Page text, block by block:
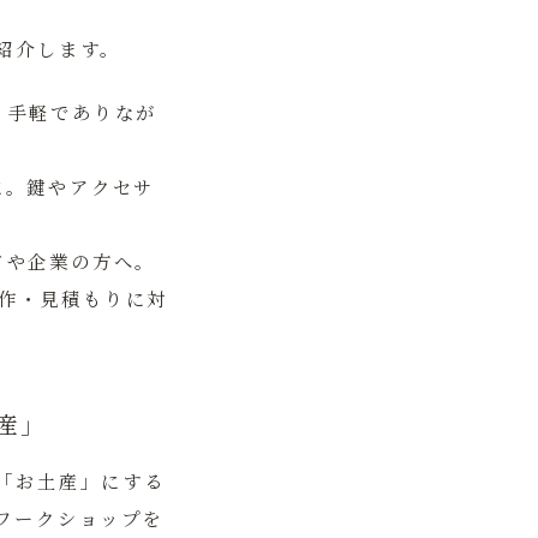
します。
軽でありなが
鍵やアクセサ
企業の方へ。
・見積もりに対
お土産」にする
ークショップを